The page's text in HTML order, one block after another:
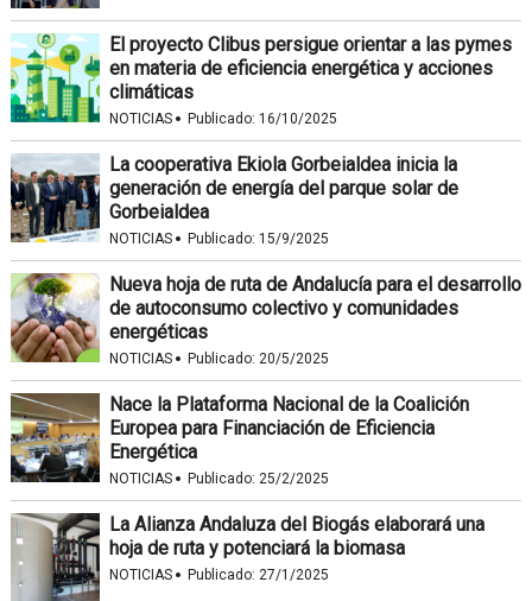
El proyecto Clibus persigue orientar a las pymes
en materia de eficiencia energética y acciones
climáticas
NOTICIAS · Publicado: 16/10/2025
La cooperativa Ekiola Gorbeialdea inicia la
generación de energía del parque solar de
Gorbeialdea
NOTICIAS · Publicado: 15/9/2025
Nueva hoja de ruta de Andalucía para el desarrollo
de autoconsumo colectivo y comunidades
energéticas
NOTICIAS · Publicado: 20/5/2025
Nace la Plataforma Nacional de la Coalición
Europea para Financiación de Eficiencia
Energética
NOTICIAS · Publicado: 25/2/2025
La Alianza Andaluza del Biogás elaborará una
hoja de ruta y potenciará la biomasa
NOTICIAS · Publicado: 27/1/2025